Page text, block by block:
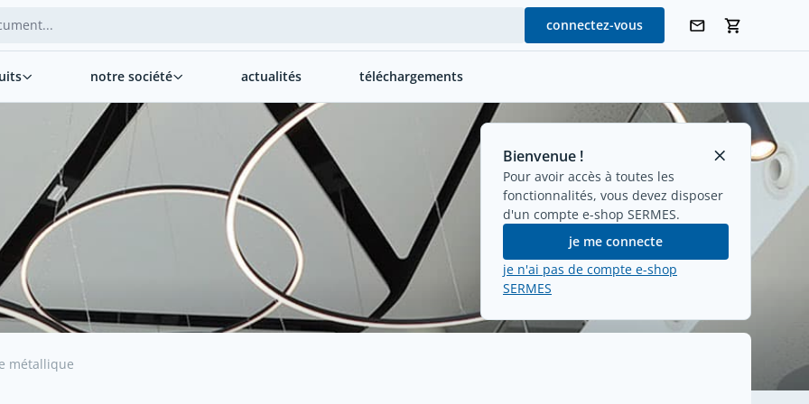
connectez-vous
Bienvenue !
Pour avoir accès à toutes les
fonctionnalités, vous devez disposer
d'un compte e-shop SERMES.
je me connecte
je n'ai pas de compte e-shop
SERMES
notre société actualités téléchargements
métallique